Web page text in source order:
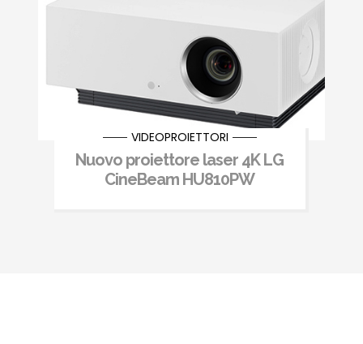
VIDEOPROIETTORI
Nuovo proiettore laser 4K LG
CineBeam HU810PW